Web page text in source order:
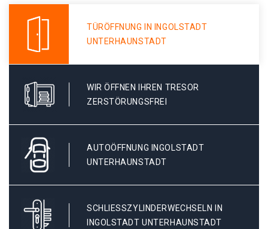
TÜRÖFFNUNG IN INGOLSTADT
UNTERHAUNSTADT
WIR ÖFFNEN IHREN TRESOR
ZERSTÖRUNGSFREI
AUTOÖFFNUNG INGOLSTADT
UNTERHAUNSTADT
SCHLIESSZYLINDERWECHSELN IN I
NGOLSTADT UNTERHAUNSTADT